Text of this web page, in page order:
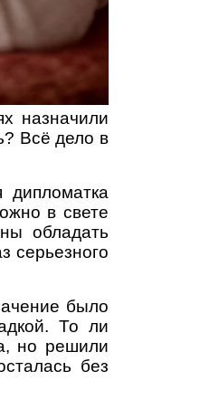
назначили
Всё дело в
дипломатка
в свете
обладать
серьезного
было
То ли
но решили
без